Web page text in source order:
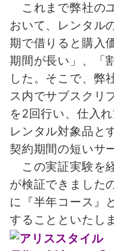
これまで弊社の
おいて、レンタル
期で借りると購入
期間が長い」、「
した。そこで、弊
ス内でサブスクリ
を2回行い、仕入
レンタル対象品と
契約期間の短いサ
この実証実験を
が検証できました
に『半年コース』
することといたし